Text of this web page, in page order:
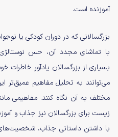
آموزنده است.
بزرگسالانی که در دوران کودکی یا
با تماشای مجدد آن، حس نوستالژی
بسیاری از بزرگسالان یادآور
می‌توانند به تحلیل مفاهیم عمیق‌تر
مختلف به آن نگاه کنند. مفاهیمی
زیست برای بزرگسالان نیز جذاب و
با داشتن داستانی جذاب،